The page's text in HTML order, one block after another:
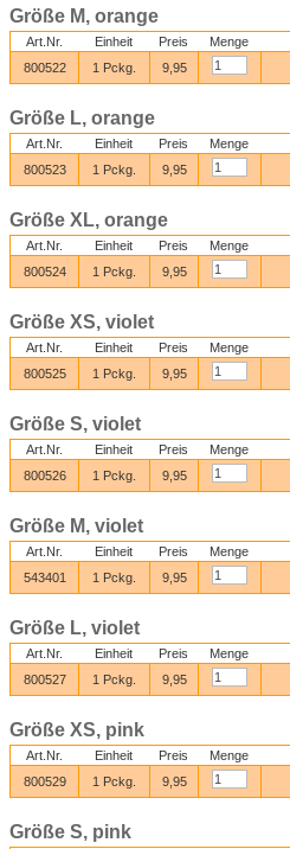
Größe M, orange
Art.Nr. Einheit Preis
Menge
800522
1 Pckg. 9,95
Größe L, orange
Art.Nr. Einheit Preis
Menge
800523
1 Pckg. 9,95
Größe XL, orange
Art.Nr. Einheit Preis
Menge
800524
1 Pckg. 9,95
Größe XS, violet
Art.Nr. Einheit Preis
Menge
800525
1 Pckg. 9,95
Größe S, violet
Art.Nr. Einheit Preis
Menge
800526
1 Pckg. 9,95
Größe M, violet
Art.Nr. Einheit Preis
Menge
543401
1 Pckg. 9,95
Größe L, violet
Art.Nr. Einheit Preis
Menge
800527
1 Pckg. 9,95
Größe XS, pink
Art.Nr. Einheit Preis
Menge
800529
1 Pckg. 9,95
Größe S, pink